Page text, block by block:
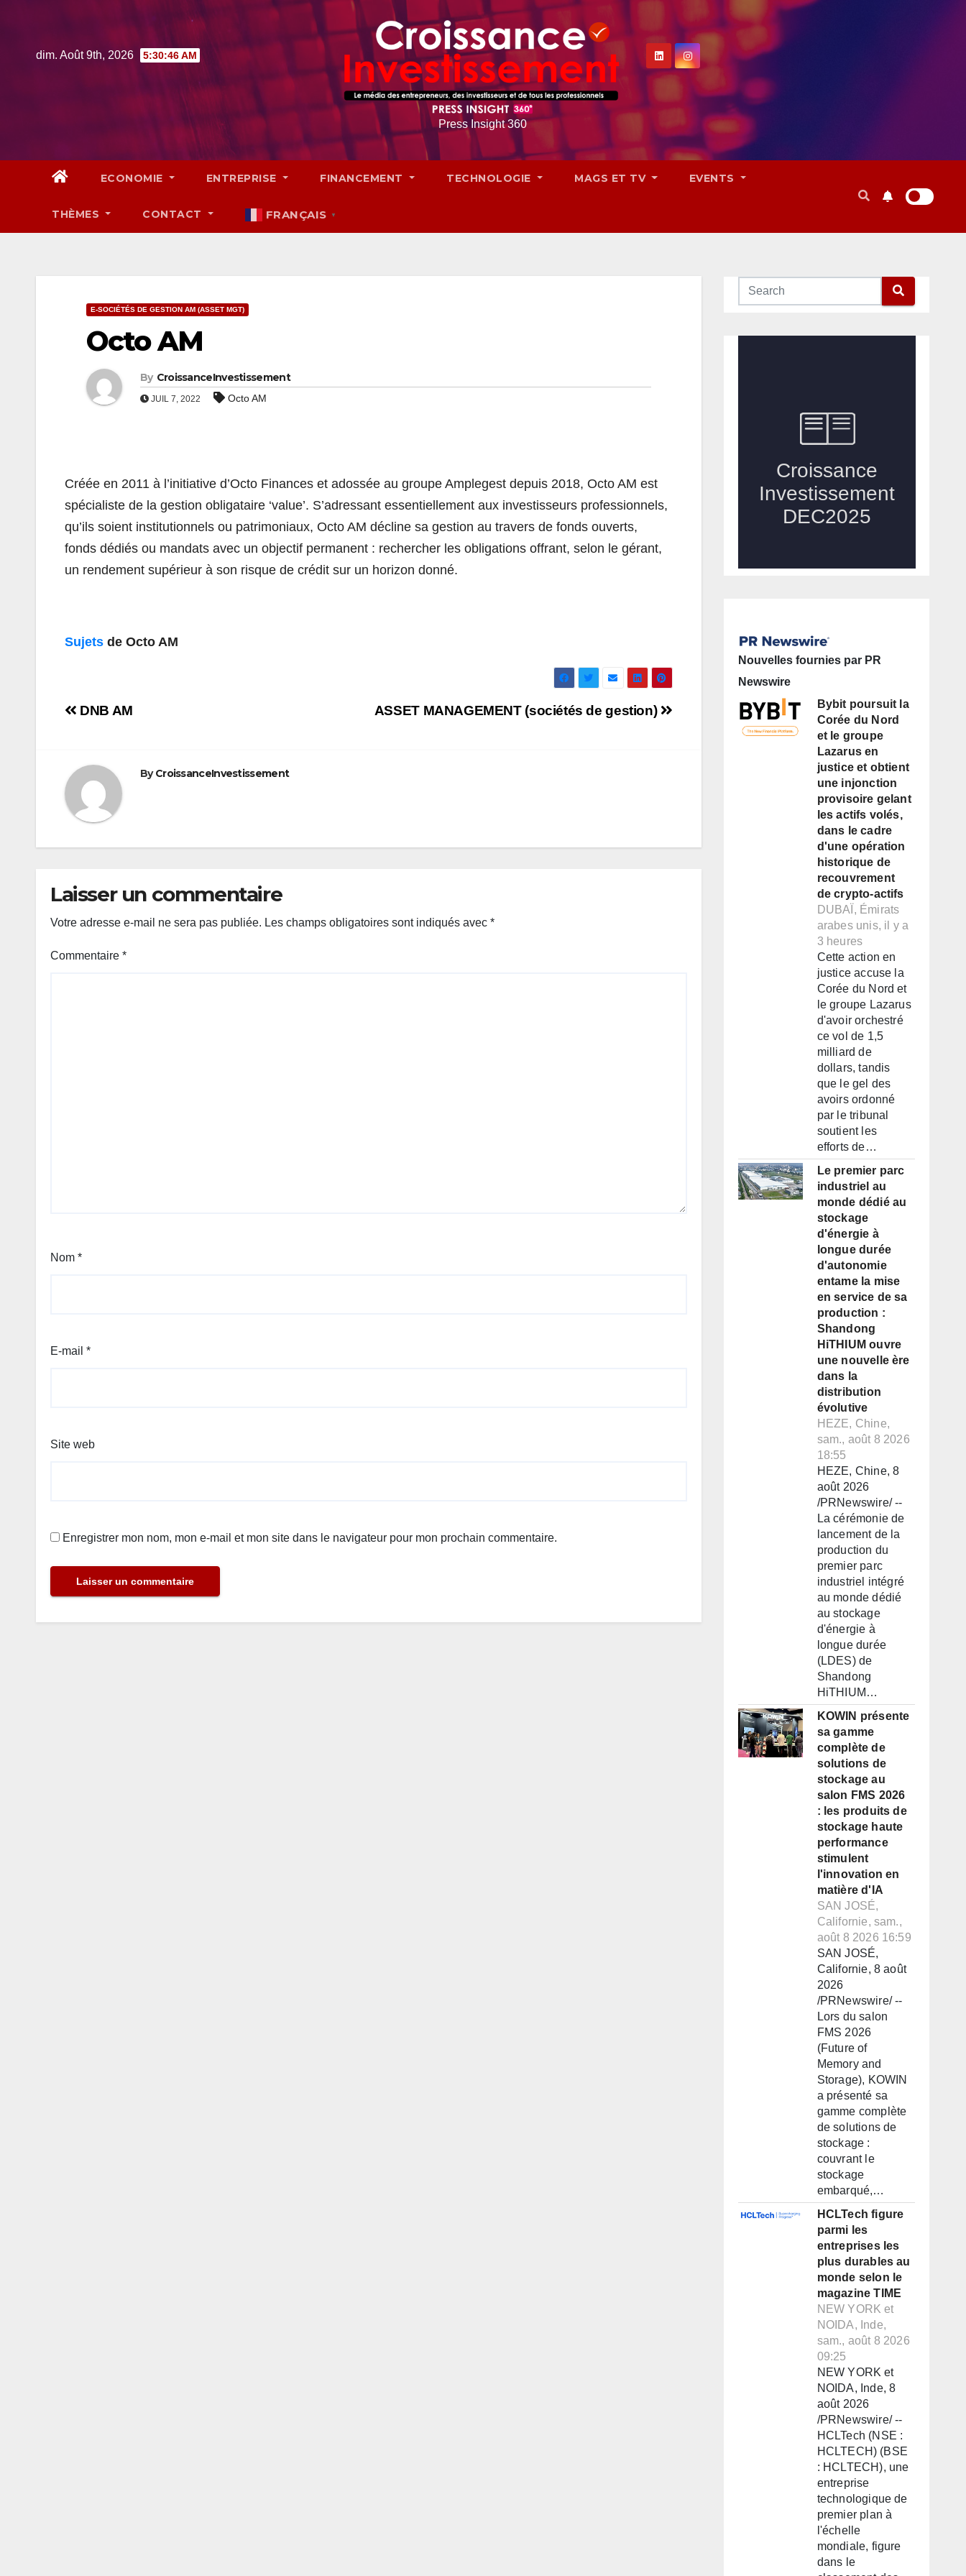
contentdim. Août 9th, 2026 5:30:47 AM
Press Insight 360
ECONOMIE ENTREPRISE FINANCEMENT TECHNOLOGIE MAGS ET TV EVENTS
THÈMES CONTACT FRANÇAIS ▼
E-SOCIÉTÉS DE GESTION AM (ASSET MGT)
Octo AM
By CroissanceInvestissement
JUIL 7, 2022 Octo AM
Créée en 2011 à l’initiative d’Octo Finances et adossée au groupe Amplegest depuis 2018, Octo AM est
spécialiste de la gestion obligataire ‘value’. S’adressant essentiellement aux investisseurs professionnels,
qu’ils soient institutionnels ou patrimoniaux, Octo AM décline sa gestion au travers de fonds ouverts,
fonds dédiés ou mandats avec un objectif permanent : rechercher les obligations offrant, selon le gérant,
un rendement supérieur à son risque de crédit sur un horizon donné.
Sujets de Octo AM
Navigation
l’article
ASSET MANAGEMENT (sociétés de gestion)
DNB AM
ByCroissanceInvestissement
Laisser un commentaire
Votre adresse e-mail ne sera pas publiée. Les champs obligatoires sont indiqués avec *
Commentaire *
Nom *
E-mail *
Site web
Enregistrer mon nom, mon e-mail et mon site dans le navigateur pour mon prochain commentaire.
Nouvelles fournies par PR
Newswire
Bybit poursuit la
Corée du Nord
et le groupe
Lazarus en
justice et obtient
une injonction
provisoire gelant
les actifs volés,
dans le cadre
d'une opération
historique de
recouvrement
de crypto-actifs
DUBAÏ, Émirats
arabes unis, il y a
3 heures
Cette action en
justice accuse la
Corée du Nord et
le groupe Lazarus
d'avoir orchestré
ce vol de 1,5
milliard de
dollars, tandis
que le gel des
avoirs ordonné
par le tribunal
soutient les
efforts de…
Le premier parc
industriel au
monde dédié au
stockage
d'énergie à
longue durée
d'autonomie
entame la mise
en service de sa
production :
Shandong
HiTHIUM ouvre
une nouvelle ère
dans la
distribution
évolutive
HEZE, Chine,
sam., août 8 2026
18:55
HEZE, Chine, 8
août 2026
/PRNewswire/ --
La cérémonie de
lancement de la
production du
premier parc
industriel intégré
au monde dédié
au stockage
d'énergie à
longue durée
(LDES) de
Shandong
HiTHIUM…
KOWIN présente
sa gamme
complète de
solutions de
stockage au
salon FMS 2026
: les produits de
stockage haute
performance
stimulent
l'innovation en
matière d'IA
SAN JOSÉ,
Californie, sam.,
août 8 2026 16:59
SAN JOSÉ,
Californie, 8 août
2026
/PRNewswire/ --
Lors du salon
FMS 2026
(Future of
Memory and
Storage), KOWIN
a présenté sa
gamme complète
de solutions de
stockage :
couvrant le
stockage
embarqué,…
HCLTech figure
parmi les
entreprises les
plus durables au
monde selon le
magazine TIME
NEW YORK et
NOIDA, Inde,
sam., août 8 2026
09:25
NEW YORK et
NOIDA, Inde, 8
août 2026
/PRNewswire/ --
HCLTech (NSE :
HCLTECH) (BSE
: HCLTECH), une
entreprise
technologique de
premier plan à
l'échelle
mondiale, figure
dans le